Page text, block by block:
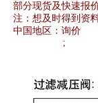
部分现货及快速报
注：想及时得到资
中国地区： 询价
;